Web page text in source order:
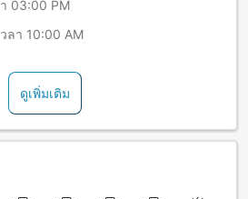
03:00 PM
ลา 10:00 AM
ดูเพิ่มเติม